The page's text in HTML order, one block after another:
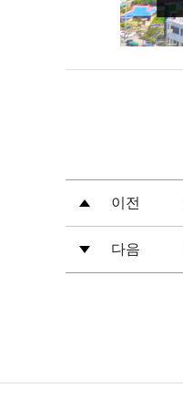
이전
다음